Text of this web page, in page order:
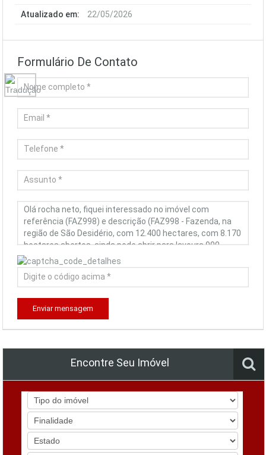
Atualizado em: 22/05/2026
Formulário De Contato
Enviar mensagem
Encontre Seu Imóvel